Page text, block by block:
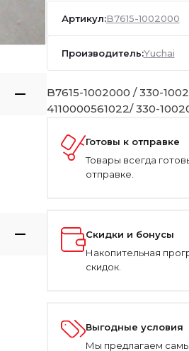
Артикул:B7615-1002000
Производитель:Yuchai
B7615-1002000 / 330-
4110000561022/ 330-
Готовы к отправке
Товары всегда
отправке.
Скидки и бонусы
Накопительная
скидок.
Выгодные условия
Мы предлагаем